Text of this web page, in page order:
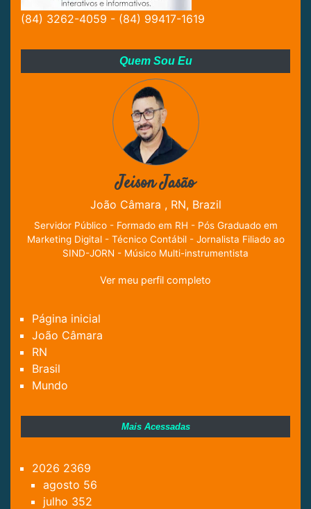
(84) 3262-4059 - (84) 99417-1619
Quem Sou Eu
Jeison Jasão
João Câmara , RN, Brazil
Servidor Público - Formado em RH - Pós Graduado em
Marketing Digital - Técnico Contábil - Jornalista Filiado ao
SIND-JORN - Músico Multi-instrumentista
Ver meu perfil completo
Página inicial
João Câmara
RN
Brasil
Mundo
Mais Acessadas
2026 2369
agosto 56
julho 352